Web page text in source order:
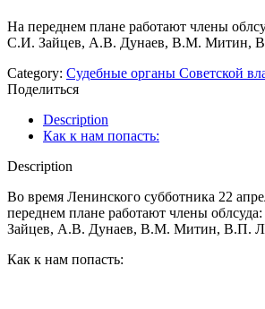
На переднем плане работают члены
С.И. Зайцев, А.В. Дунаев, В.М. Митин,
Category: Судебные органы Советской
Поделиться
Description
Как к нам попасть:
Description
Во время Ленинского субботника 22
переднем плане работают члены
Зайцев, А.В. Дунаев, В.М. Митин, В.П.
Как к нам попасть: